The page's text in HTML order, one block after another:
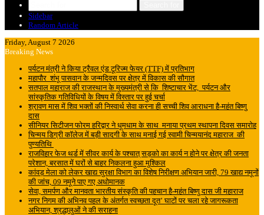
Sidebar
Random Article
Friday, August 7 2026
Breaking News
पर्यटन मंत्री ने किया ट्रैवल एंड टूरिज्म फेयर (TTF) में प्रतिभाग
महापौर शंभू पासवान के जन्मदिवस पर क्षेत्र में विकास की सौगात
सतपाल महाराज की राजस्थान के मुख्यमंत्री से कि शिष्टाचार भेंट, पर्यटन और
सांस्कृतिक गतिविधियों के विषय में विस्तार पर हुई चर्चा
श्रावण मास में शिव भक्तों की निस्वार्थ सेवा करना ही सच्ची शिव आराधना है-महंत बिष्णु
दास
सीनियर सिटीजन फोरम हरिद्वार ने धूमधाम के साथ मनाया प्रथम स्थापना दिवस समारोह
चिन्मय डिग्री कॉलेज में बड़ी सादगी के साथ मनाई गई स्वामी चिन्मयानंद महाराज की
पुण्यतिथि
राजविहार फेज थर्ड में सीवर कार्य के पश्चात् सड़को का कार्य न होने पर क्षेत्र की जनता
परेशान, बरसात में घरों से बाहर निकलना हुआ मुश्किल
कांवड़ मेला को लेकर खाद्य सुरक्षा विभाग का विशेष निरीक्षण अभियान जारी, 79 खाद्य नमूनों
की जांच, 09 नमूने पाए गए अधोमानक
सेवा, समर्पण और मानवता भारतीय संस्कृति की पहचान है-महंत बिष्णु दास जी महाराज
नगर निगम की अभिनव पहल के अंतर्गत स्वच्छता दूत’ घाटों पर चला रहे जागरूकता
अभियान, श्रद्धालुओं ने की सराहना